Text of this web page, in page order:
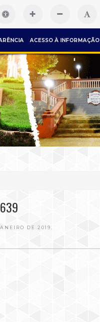
ACESSO À INFORMAÇÃO
DE 2019.